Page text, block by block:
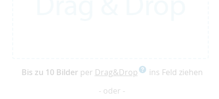
Bis zu 10 Bilder per Drag&Drop
ins Feld ziehen
- oder -